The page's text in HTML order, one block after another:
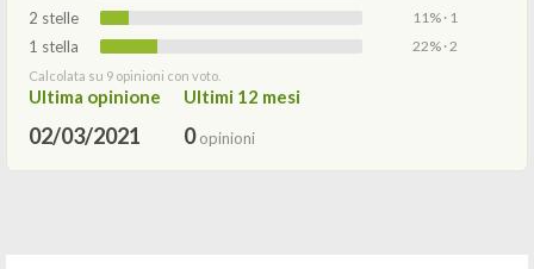
2 stelle 11% · 1
1 stella 22% · 2
Calcolata su 9 opinioni con voto.
Ultima opinione
02/03/2021
Ultimi 12 mesi
0opinioni